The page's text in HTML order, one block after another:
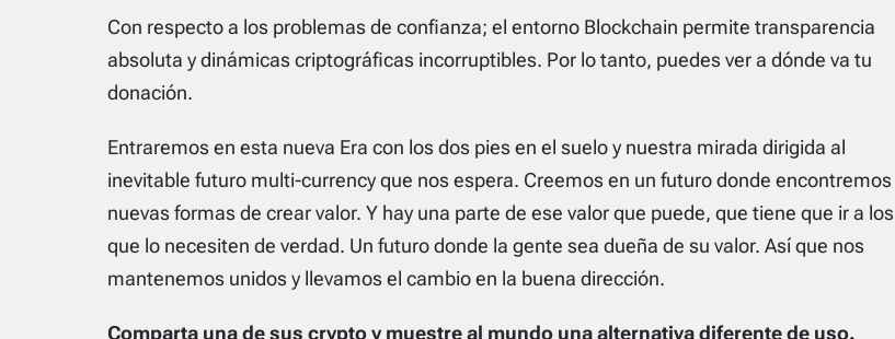
Con respecto a los problemas de confianza; el entorno Blockchain permite transparencia
absoluta y dinámicas criptográficas incorruptibles. Por lo tanto, puedes ver a dónde va tu
donación.
Entraremos en esta nueva Era con los dos pies en el suelo y nuestra mirada dirigida al
inevitable futuro multi-currency que nos espera. Creemos en un futuro donde encontremos
nuevas formas de crear valor. Y hay una parte de ese valor que puede, que tiene que ir a los
que lo necesiten de verdad. Un futuro donde la gente sea dueña de su valor. Así que nos
mantenemos unidos y llevamos el cambio en la buena dirección.
Comparta una de sus crypto y muestre al mundo una alternativa diferente de uso.